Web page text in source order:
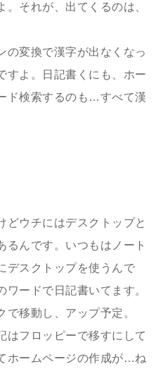
それが、出てくるのは、
変換で漢字が出なくなっ
すよ。日記書くにも、ホー
ド検索するのも…すべて漢
どウチにはデスクトップと
るんです。いつもはノート
デスクトップを使うんで
ードで日記書いてます。
移動し、アップ予定。
はフロッピーで移すにして
ホームページの作成が…ね